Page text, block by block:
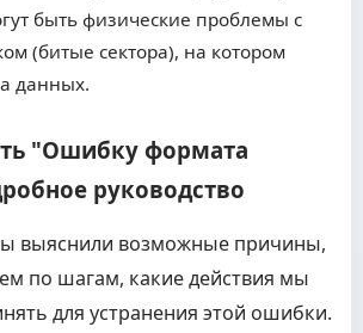
быть физические проблемы с
(битые сектора), на котором
данных.
"Ошибку формата
руководство
выяснили возможные причины,
по шагам, какие действия мы
для устранения этой ошибки.